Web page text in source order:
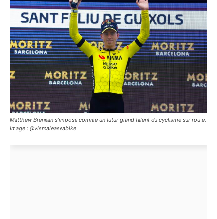
Matthew Brennan s'impose comme un futur grand talent du cyclisme sur route.
Image : @vismaleaseabike